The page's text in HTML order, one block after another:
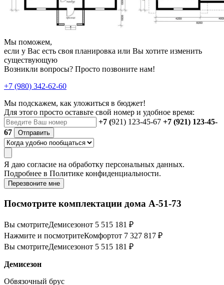
Мы поможем,
если у Вас есть своя планировка или Вы хотите изменить
существующую
Возникли вопросы? Просто позвоните нам!
+7 (980) 342-62-60
Мы подскажем, как уложиться в бюджет!
Для этого просто оставьте свой номер и удобное время:
+7 (921) 123-45-67 +7 (921) 123-45-
67
Отправить
Я даю согласие на обработку персональных данных.
Подробнее в Политике конфиденциальности.
Перезвоните мне
Посмотрите комплектации дома А-51-73
Вы смотритеДемисезонот 5 515 181 ₽
Нажмите и посмотритеКомфортот 7 327 817 ₽
Вы смотритеДемисезонот 5 515 181 ₽
Демисезон
Обвязочный брус